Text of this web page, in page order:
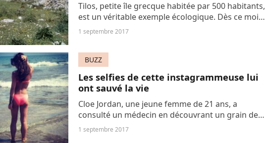
Tilos, petite île grecque habitée par 500 habitants,
est un véritable exemple écologique. Dès ce mois
de septembre, elle va commencer à produire la
quasi-totalité de son électricité...
1 septembre 2017
BUZZ
Les selfies de cette instagrammeuse lui
ont sauvé la vie
Cloe Jordan, une jeune femme de 21 ans, a
consulté un médecin en découvrant un grain de
beauté suspect après avoir posté une photo
d'elle en maillot de bain. Elle raconte son
1 septembre 2017